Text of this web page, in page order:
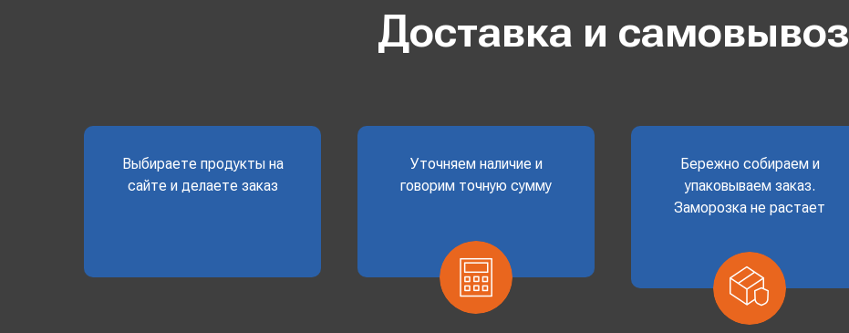
Доставка и самовывоз
Выбираете продукты на
сайте и делаете заказ
Уточняем наличие и
говорим точную сумму
Бережно собираем и
упаковываем заказ.
Заморозка не растает